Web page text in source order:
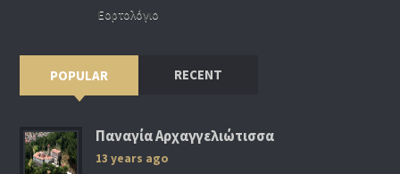
Εορτολόγιο
POPULAR RECENT
Παναγία Αρχαγγελιώτισσα
13 years ago